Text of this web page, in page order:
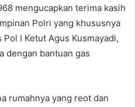
mengucapkan terima kasih
Polri yang khususnya
I Ketut Agus Kusmayadi,
dengan bantuan gas
rumahnya yang reot dan